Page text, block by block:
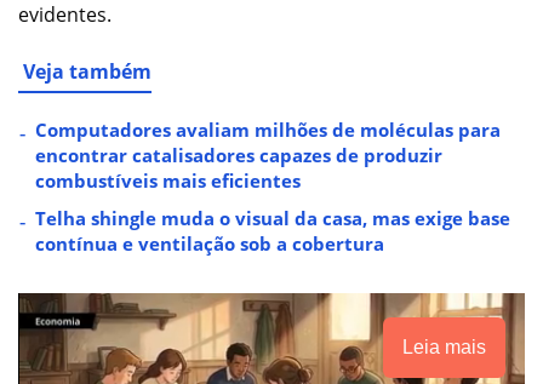
evidentes.
Veja também
Computadores avaliam milhões de moléculas para
encontrar catalisadores capazes de produzir
combustíveis mais eficientes
Telha shingle muda o visual da casa, mas exige base
contínua e ventilação sob a cobertura
Leia mais